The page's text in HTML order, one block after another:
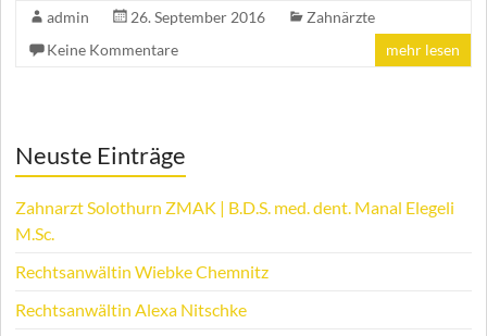
admin 26. September 2016
Zahnärzte
Keine Kommentare
mehr lesen
Neuste Einträge
Zahnarzt Solothurn ZMAK | B.D.S. med. dent. Manal Elegeli
M.Sc.
Rechtsanwältin Wiebke Chemnitz
Rechtsanwältin Alexa Nitschke